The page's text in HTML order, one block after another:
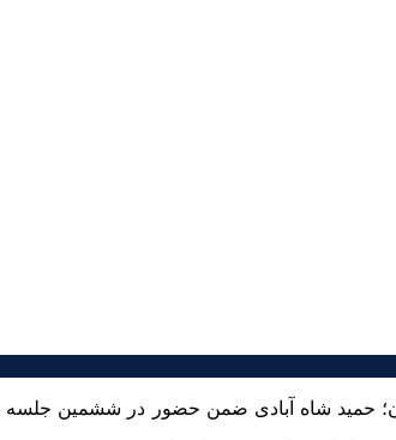
حمید شاه آبادی ضمن حضور در ششمین